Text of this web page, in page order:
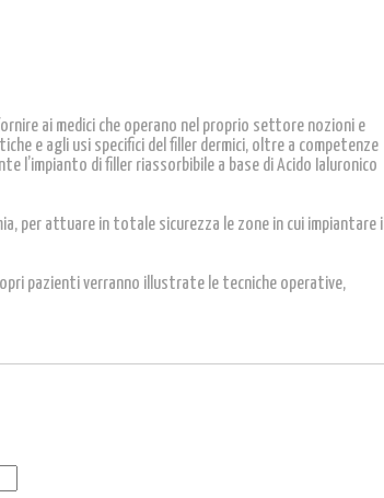
ai medici che operano nel proprio settore nozioni e
e agli usi specifici del filler dermici, oltre a competenze
l’impianto di filler riassorbibile a base di Acido Ialuronico
per attuare in totale sicurezza le zone in cui impiantare il
pazienti verranno illustrate le tecniche operative,